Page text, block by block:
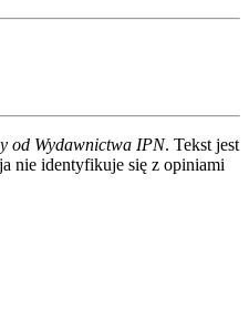
od Wydawnictwa IPN. Tekst jest
nie identyfikuje się z opiniami